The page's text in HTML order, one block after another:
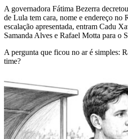
A governadora Fátima Bezerra
de Lula tem cara, nome e endereço no
escalação apresentada, entram Cadu
Samanda Alves e Rafael Motta para o
A pergunta que ficou no ar é simples:
time?